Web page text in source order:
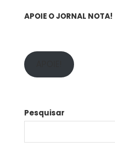
APOIE O JORNAL NOTA!
Pesquisar